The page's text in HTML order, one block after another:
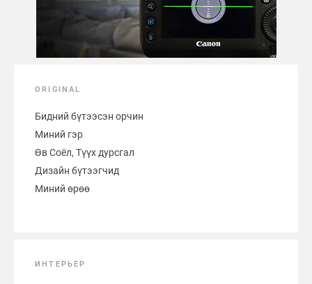
ORIGINAL
Бидний бүтээсэн орчин
Миний гэр
Өв Соёл, Түүх дурсгал
Дизайн бүтээгчид
Миний өрөө
ИНТЕРЬЕР